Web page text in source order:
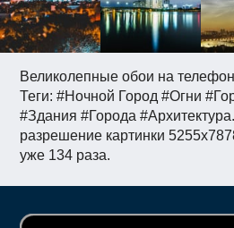
Великолепные обои на
Теги: #Ночной Город #Огни
#Здания #Города
разрешение картинки
уже 134 раза.